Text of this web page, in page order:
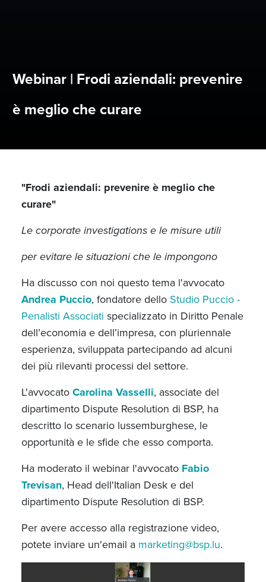
Webinar | Frodi aziendali: prevenire
è meglio che curare
"Frodi aziendali: prevenire è meglio che
curare"
Le corporate investigations e le misure utili
per evitare le situazioni che le impongono
Ha discusso con noi questo tema l'avvocato
Andrea Puccio, fondatore dello Studio Puccio -
Penalisti Associati specializzato in Diritto Penale
dell’economia e dell’impresa, con pluriennale
esperienza, sviluppata partecipando ad alcuni
dei più rilevanti processi del settore.
L'avvocatoCarolina Vasselli, associate del
dipartimento Dispute Resolution di BSP, ha
descritto lo scenario lussemburghese, le
opportunità e le sfide che esso comporta.
Ha moderato il webinar l'avvocato Fabio
Trevisan, Head dell'Italian Desk e del
dipartimento Dispute Resolution di BSP.
Per avere accesso alla registrazione video,
potete inviare un'email a marketing@bsp.lu.